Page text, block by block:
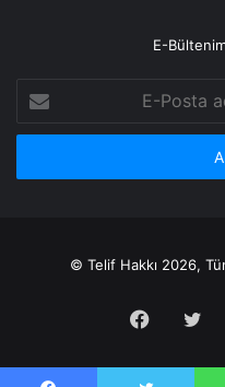
E-
Posta
adresinizi
© Telif Hakkı 2026,